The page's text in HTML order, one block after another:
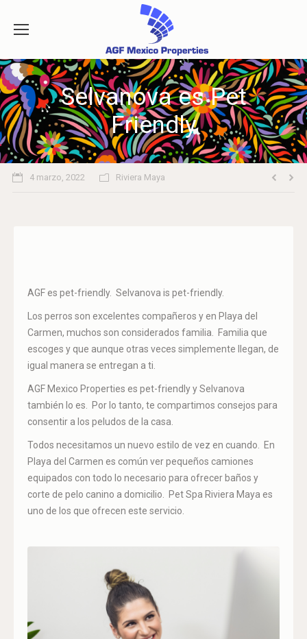
Selvanova es Pet
Friendly
4 marzo, 2022 Riviera Maya
AGF es pet-friendly. Selvanova is pet-friendly.
Los perros son excelentes compañeros y en Playa del
Carmen, muchos son considerados familia. Familia que
escoges y que aunque otras veces simplemente llegan, de
igual manera se entregan a ti.
AGF Mexico Properties es pet-friendly y Selvanova
también lo es. Por lo tanto, te compartimos consejos para
consentir a los peludos de la casa.
Todos necesitamos un nuevo estilo de vez en cuando. En
Playa del Carmen es común ver pequeños camiones
equipados con todo lo necesario para ofrecer baños y
corte de pelo canino a domicilio. Pet Spa Riviera Maya es
uno de los que ofrecen este servicio.